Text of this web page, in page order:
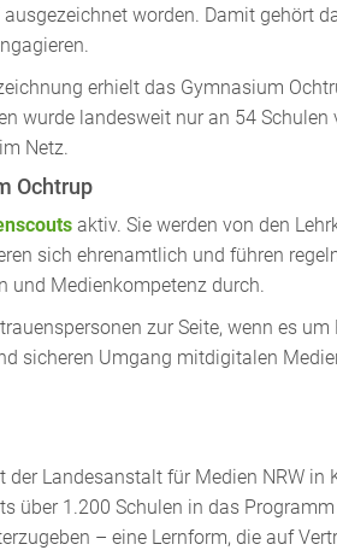
worden. Damit gehört
erhielt das Gymnasium
wurde landesweit nur an 54
Netz.
Ochtrup
aktiv. Sie werden von den
sich ehrenamtlich und führen
und Medienkompetenz durch.
zur Seite, wenn es
sicheren Umgang mitdigitalen
der Landesanstalt für Medien NRW
über 1.200 Schulen in das
– eine Lernform, die auf